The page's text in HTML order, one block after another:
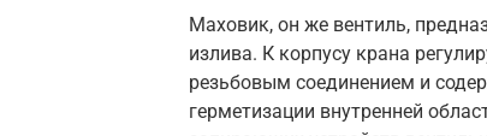
Маховик, он же вентиль,
излива. К корпусу крана
резьбовым соединением и
герметизации внутренней